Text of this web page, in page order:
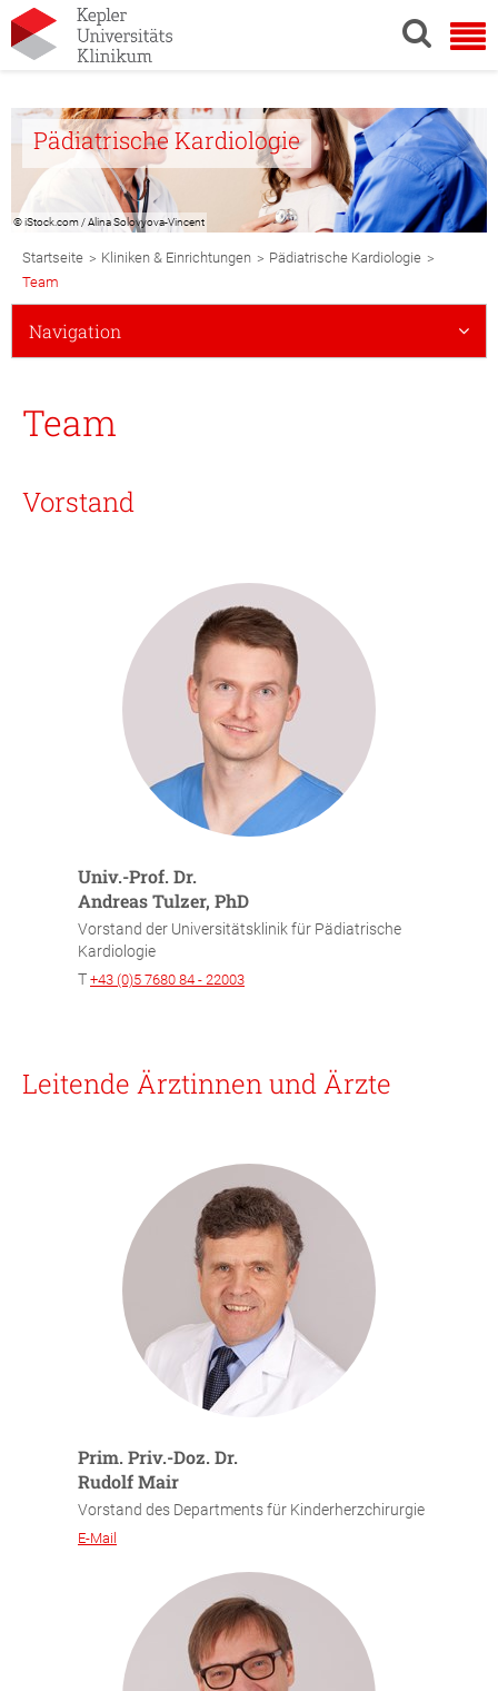
Pädiatrische Kardiologie
© iStock.com / Alina Solovyova-Vincent
Breadcrumb
Navigation
Startseite > Kliniken & Einrichtungen > Pädiatrische Kardiologie >
Team
Subnavigation
Mobile
Navigation
Team
Vorstand
Univ.-Prof. Dr.
Andreas Tulzer, PhD
Vorstand der Universitätsklinik für Pädiatrische
Kardiologie
T +43 (0)5 7680 84 - 22003
Leitende Ärztinnen und Ärzte
Prim. Priv.-Doz. Dr.
Rudolf Mair
Vorstand des Departments für Kinderherzchirurgie
E-Mail